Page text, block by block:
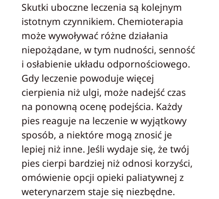
Skutki uboczne leczenia są kolejnym
istotnym czynnikiem. Chemioterapia
może wywoływać różne działania
niepożądane, w tym nudności, senność
i osłabienie układu odpornościowego.
Gdy leczenie powoduje więcej
cierpienia niż ulgi, może nadejść czas
na ponowną ocenę podejścia. Każdy
pies reaguje na leczenie w wyjątkowy
sposób, a niektóre mogą znosić je
lepiej niż inne. Jeśli wydaje się, że twój
pies cierpi bardziej niż odnosi korzyści,
omówienie opcji opieki paliatywnej z
weterynarzem staje się niezbędne.